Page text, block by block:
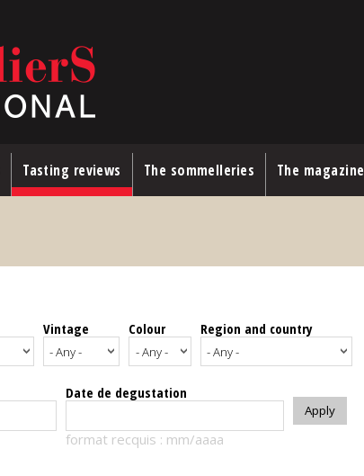
Tasting reviews The sommelleries The magazine
Vintage Colour Region and country
Date de degustation
format recquis : mm/aaaa